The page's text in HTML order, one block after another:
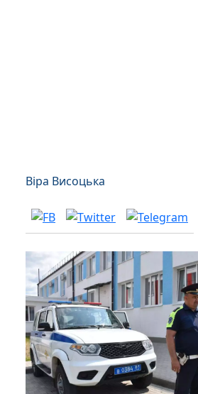
Віра Висоцька